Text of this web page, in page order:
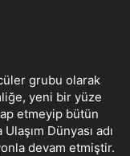
grubu olarak
yeni bir yüze
etmeyip bütün
Dünyası adı
devam etmiştir.